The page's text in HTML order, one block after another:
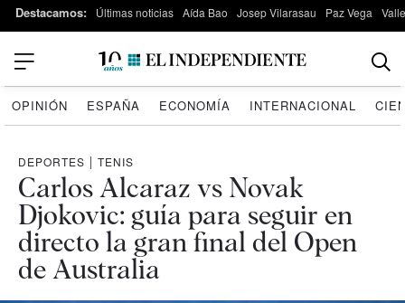
Destacamos: Últimas noticias Aída Bao Josep Vilarasau Paz Vega
OPINIÓN ESPAÑA ECONOMÍA INTERNACIONAL
DEPORTES | TENIS
Carlos Alcaraz vs Novak
Djokovic: guía para seguir en
directo la gran final del Open
de Australia